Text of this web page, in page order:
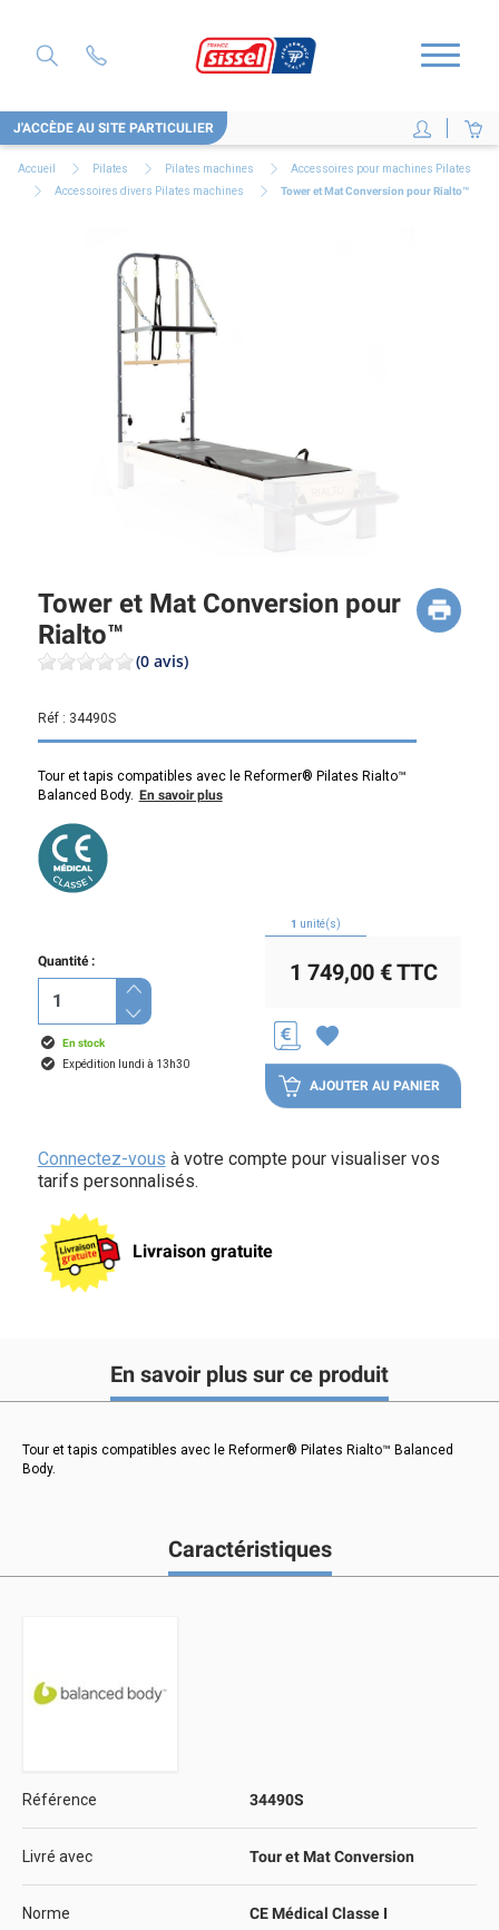
J'ACCÈDE AU SITE PARTICULIER
Accueil Pilates Pilates machines
Accessoires pour machines Pilates
Accessoires divers Pilates machines
Tower et Mat Conversion pour Rialto™
Tower et Mat Conversion pour
Rialto™
(0 avis)
Réf : 34490S
Tour et tapis compatibles avec le Reformer® Pilates Rialto™
Balanced Body. En savoir plus
Quantité :
En stock
Expédition lundi à 13h30
1 unité(s)
1 749,00 €TTC
favorite
AJOUTER AU PANIER
Connectez-vous à votre compte pour visualiser vos
tarifs personnalisés.
Livraison gratuite
En savoir plus sur ce produit
Tour et tapis compatibles avec le Reformer® Pilates Rialto™ Balanced
Body.
Caractéristiques
Référence 34490S
Livré avec Tour et Mat Conversion
Norme CE Médical Classe I